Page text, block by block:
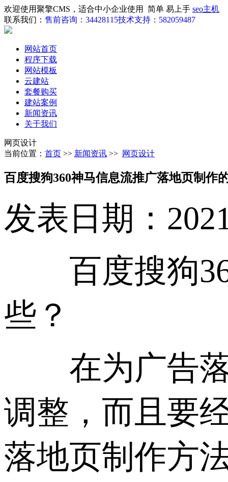
欢迎使用聚擎CMS，适合中小企业使用 简单 易上手 seo主机
联系我们： 售前咨询：34428115技术支持：582059487
网站首页
程序下载
网站模板
云建站
套餐购买
建站案例
新闻资讯
关于我们
网页设计
当前位置： 首页 >> 新闻资讯 >> 网页设计
百度搜狗360神马信息流推广落地页制作
发表日期：
百度搜狗360
些？
在为广告落
调整，而且要
落地页制作方